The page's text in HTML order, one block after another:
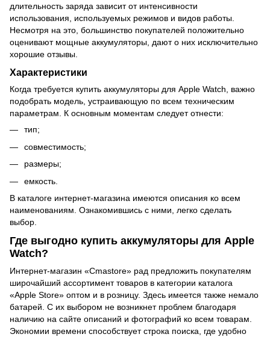
длительность заряда зависит от интенсивности
использования, используемых режимов и видов работы.
Несмотря на это, большинство покупателей положительно
оценивают мощные аккумуляторы, дают о них исключительно
хорошие отзывы.
Характеристики
Когда требуется купить аккумуляторы для Apple Watch, важно
подобрать модель, устраивающую по всем техническим
параметрам. К основным моментам следует отнести:
тип;
совместимость;
размеры;
емкость.
В каталоге интернет-магазина имеются описания ко всем
наименованиям. Ознакомившись с ними, легко сделать
выбор.
Где выгодно купить аккумуляторы для Apple
Watch?
Интернет-магазин «Cmastore» рад предложить покупателям
широчайший ассортимент товаров в категории каталога
«Apple Store» оптом и в розницу. Здесь имеется также немало
батарей. С их выбором не возникнет проблем благодаря
наличию на сайте описаний и фотографий ко всем товарам.
Экономии времени способствует строка поиска, где удобно